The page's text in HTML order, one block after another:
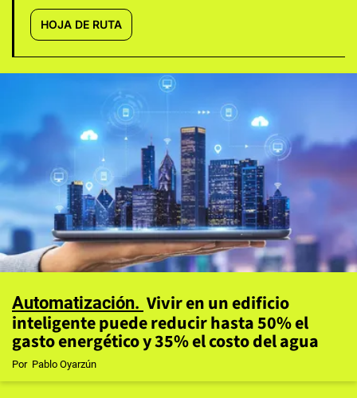
HOJA DE RUTA
Automatización Vivir en un edificio
inteligente puede reducir hasta 50% el
gasto energético y 35% el costo del agua
Por Pablo Oyarzún